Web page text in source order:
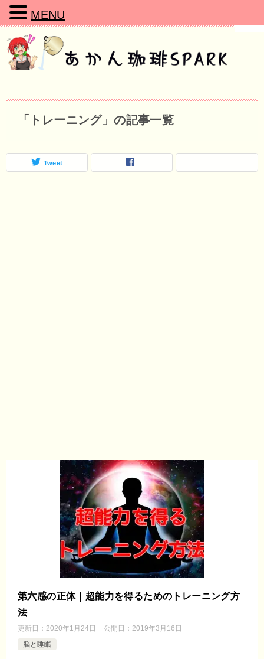
「トレーニング」の記事一覧
Tweet
第六感の正体｜超能力を得るためのトレーニング方
法
更新日： 2020年1月24日 公開日： 2019年3月16日
脳と睡眠
MENU